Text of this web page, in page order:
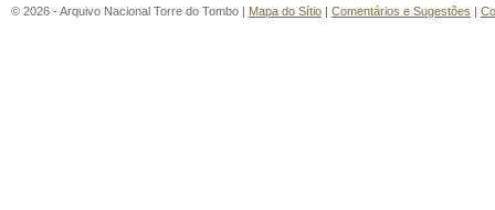
© 2026 - Arquivo Nacional Torre do Tombo | Mapa do Sítio | Comentários e Sugestões |